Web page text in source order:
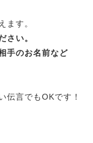
ます。
さい。
手のお名前など
伝言でもOKです！